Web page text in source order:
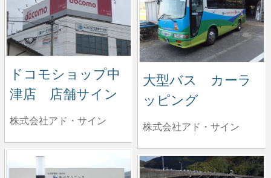
ドコモショップ中
津店 店舗サイン
株式会社アド・サイン
大型バス カーラ
ッピング
株式会社アド・サイン